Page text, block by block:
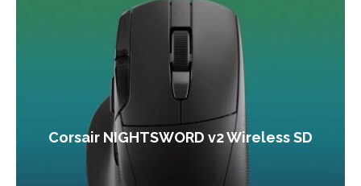
Corsair NIGHTSWORD v2 Wireless SD